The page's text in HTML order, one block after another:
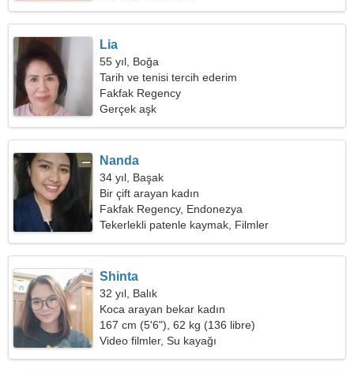
Lia
55 yıl, Boğa
Tarih ve tenisi tercih ederim
Fakfak Regency
Gerçek aşk
Nanda
34 yıl, Başak
Bir çift arayan kadın
Fakfak Regency, Endonezya
Tekerlekli patenle kaymak, Filmler
Shinta
32 yıl, Balık
Koca arayan bekar kadın
167 cm (5'6"), 62 kg (136 libre)
Video filmler, Su kayağı